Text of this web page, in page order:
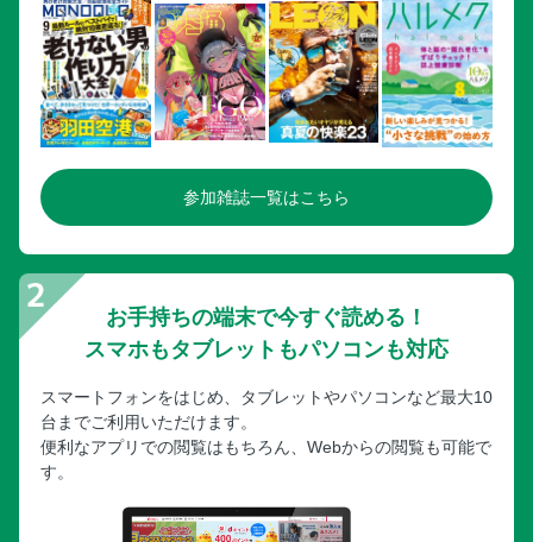
参加雑誌一覧はこちら
お手持ちの端末で今すぐ読める！
スマホもタブレットもパソコンも対応
スマートフォンをはじめ、タブレットやパソコンなど最大10
台までご利用いただけます。
便利なアプリでの閲覧はもちろん、Webからの閲覧も可能で
す。